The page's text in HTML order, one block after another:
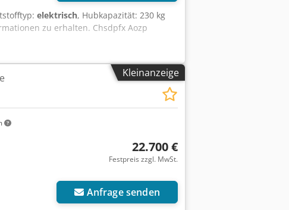
elektrisch, Hubkapazität: 230 kg
zu erhalten. Chsdpfx Aozp
Kleinanzeige
22.700 €
Festpreis zzgl. MwSt.
Anfrage senden